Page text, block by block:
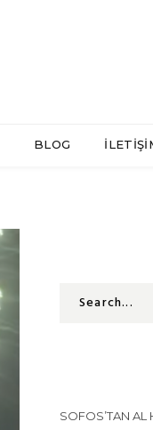
BLOG
SOFOS’TAN AL